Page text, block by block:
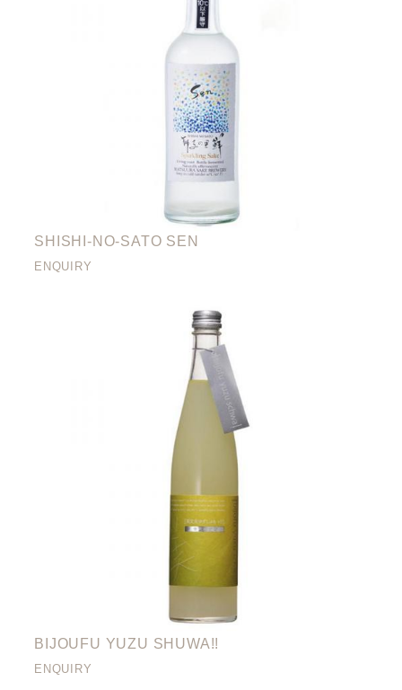
SHISHI-NO-SATO SEN
ENQUIRY
BIJOUFU YUZU SHUWA!!
ENQUIRY